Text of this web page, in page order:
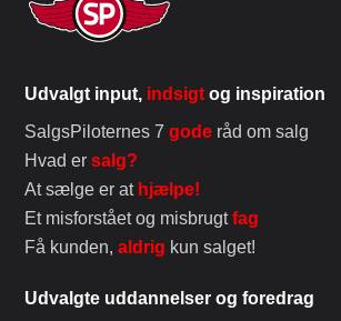
Udvalgt input, indsigt og inspiration
SalgsPiloternes 7gode råd om salg
Hvad ersalg?
At sælge er at hjælpe!
Et misforstået og misbrugtfag
Få kunden,aldrig kun salget!
Udvalgte uddannelser og foredrag